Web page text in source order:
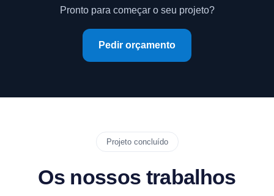
Pronto para começar o seu projeto?
Pedir orçamento
Projeto concluído
Os nossos trabalhos